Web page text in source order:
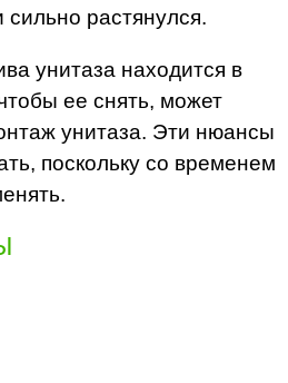
сильно растянулся.
унитаза находится в
ее снять, может
унитаза. Эти нюансы
поскольку со временем